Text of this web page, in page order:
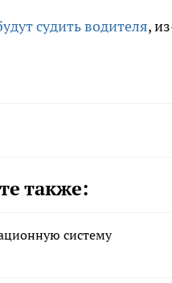
судить водителя,
также:
систему